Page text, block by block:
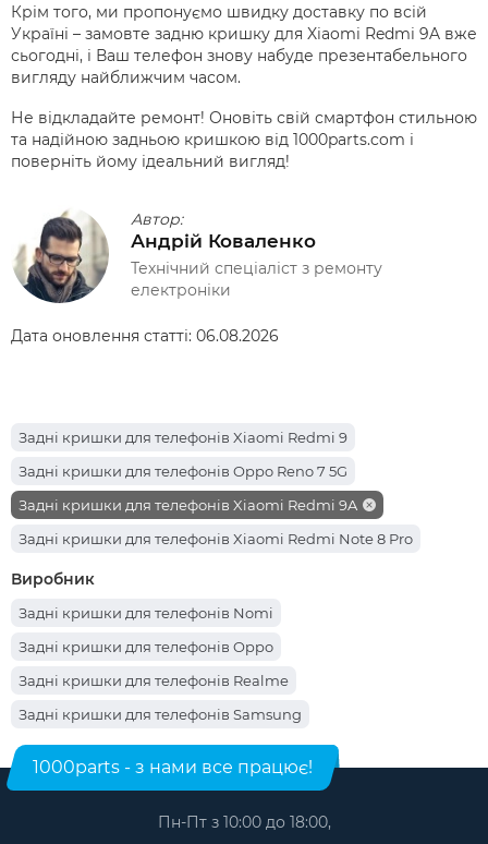
Крім того, ми пропонуємо швидку доставку по всій
Україні – замовте задню кришку для Xiaomi Redmi 9A вже
сьогодні, і Ваш телефон знову набуде презентабельного
вигляду найближчим часом.
Не відкладайте ремонт! Оновіть свій смартфон стильною
та надійною задньою кришкою від 1000parts.com і
поверніть йому ідеальний вигляд!
Автор:
Андрій Коваленко
Технічний спеціаліст з ремонту
електроніки
Дата оновлення статті: 06.08.2026
Задні кришки для телефонів Xiaomi Redmi 9
Задні кришки для телефонів Oppo Reno 7 5G
Задні кришки для телефонів Xiaomi Redmi 9A
Задні кришки для телефонів Xiaomi Redmi Note 8 Pro
Задні кришки для телефонів Xiaomi Redmi 10
Задні кришки для телефонів Tecno Camon 12 Air
Задні кришки для телефонів Xiaomi Redmi A3
Задні кришки для телефонів Xiaomi Redmi 9C
Задні кришки для телефонів Xiaomi Mi 10
Задні кришки для телефонів Samsung Galaxy A51
Задні кришки для телефонів Samsung Galaxy S20 5G
Виробник
Задні кришки для телефонів Nomi
Задні кришки для телефонів Oppo
Задні кришки для телефонів Realme
Задні кришки для телефонів Samsung
Задні кришки для телефонів Tecno
Задні кришки для телефонів Vivo
Задні кришки для телефонів Xiaomi
1000parts - з нами все працює!
Пн-Пт з 10:00 до 18:00,